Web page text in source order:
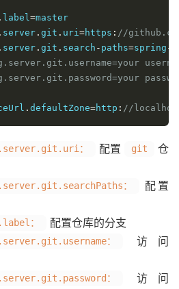
. label=master
. server . git . uri=https : //
. server . git . search - paths=spring -
. defaultZone=http : //
： 配置 git
仓
：
配置
： 配置仓库的分支
： 访问
： 访问